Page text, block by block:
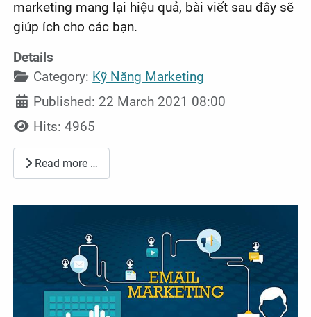
marketing mang lại hiệu quả, bài viết sau đây sẽ
giúp ích cho các bạn.
Details
Category: Kỹ Năng Marketing
Published: 22 March 2021 08:00
Hits: 4965
Read more …